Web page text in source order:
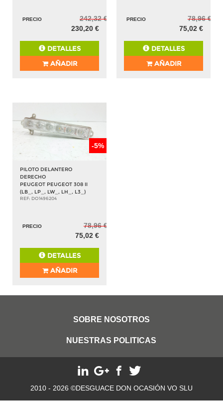
PRECIO
242,32 €
230,20 €
DETALLES
AÑADIR
PRECIO
78,96 €
75,02 €
DETALLES
AÑADIR
-5%
PILOTO DELANTERO
DERECHO
PEUGEOT PEUGEOT 308 II
(LB_, LP_, LW_, LH_, L3_)
REF: DO1496204
PRECIO
78,96 €
75,02 €
DETALLES
AÑADIR
SOBRE NOSOTROS
NUESTRAS POLITICAS
2010 - 2026 ©DESGUACE DON OCASIÓN VO SLU